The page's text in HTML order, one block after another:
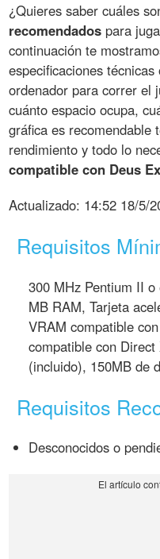
¿Quieres saber cuáles
recomendados para
continuación te
especificaciones
ordenador para correr el
cuánto espacio ocupa,
gráfica es recomendable
rendimiento y todo lo
compatible con Deus Ex
Actualizado: 14:52 18/5/
Requisitos
300 MHz Pentium II
MB RAM, Tarjeta
VRAM compatible
compatible con
(incluido), 150MB de
Requisitos
Desconocidos o